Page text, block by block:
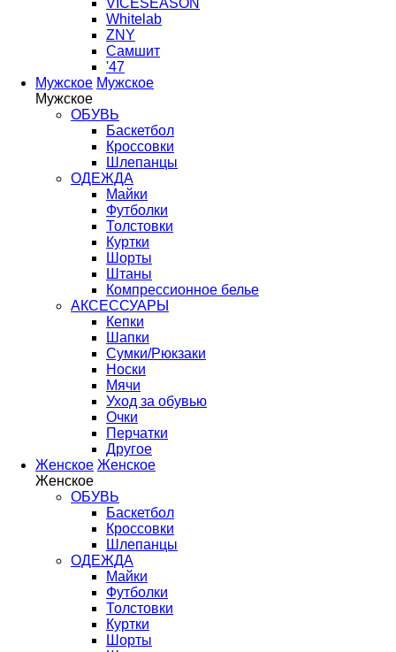
VICESEASON
Whitelab
ZNY
Самшит
'47
Мужское Мужское
Мужское
ОБУВЬ
Баскетбол
Кроссовки
Шлепанцы
ОДЕЖДА
Майки
Футболки
Толстовки
Куртки
Шорты
Штаны
Компрессионное белье
АКСЕССУАРЫ
Кепки
Шапки
Сумки/Рюкзаки
Носки
Мячи
Уход за обувью
Очки
Перчатки
Другое
Женское Женское
Женское
ОБУВЬ
Баскетбол
Кроссовки
Шлепанцы
ОДЕЖДА
Майки
Футболки
Толстовки
Куртки
Шорты